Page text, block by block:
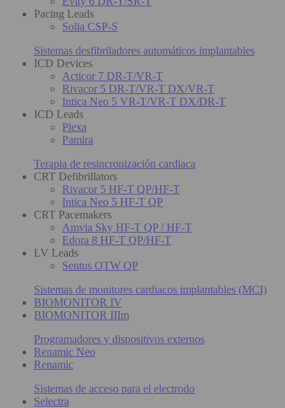
Pacing Leads
Solia CSP-S
Sistemas desfibriladores automáticos implantables
ICD Devices
Acticor 7 DR-T/VR-T
Rivacor 5 DR-T/VR-T DX/VR-T
Intica Neo 5 VR-T/VR-T DX/DR-T
ICD Leads
Plexa
Pamira
Terapia de resincronización cardiaca
CRT Defibrillators
Rivacor 5 HF-T QP/HF-T
Intica Neo 5 HF-T QP
CRT Pacemakers
Amvia Sky HF-T QP / HF-T
Edora 8 HF-T QP/HF-T
LV Leads
Sentus OTW QP
Sistemas de monitores cardiacos implantables (MCI)
BIOMONITOR IV
BIOMONITOR IIIm
Programadores y dispositivos externos
Renamic Neo
Renamic
Sistemas de acceso para el electrodo
Selectra